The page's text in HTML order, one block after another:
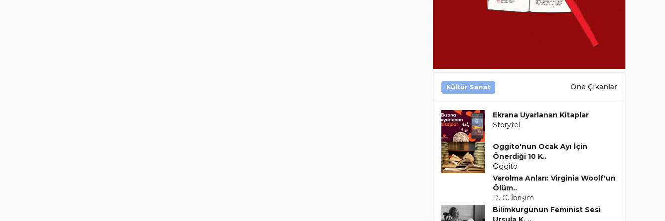
Kültür Sanat Öne Çıkanlar
Ekrana Uyarlanan Kitaplar
Storytel
Oggito'nun Ocak Ayı İçin
Önerdiği 10 K..
Oggito
Varolma Anları: Virginia Woolf'un
Ölüm..
D. G. İbrişim
Bilimkurgunun Feminist Sesi